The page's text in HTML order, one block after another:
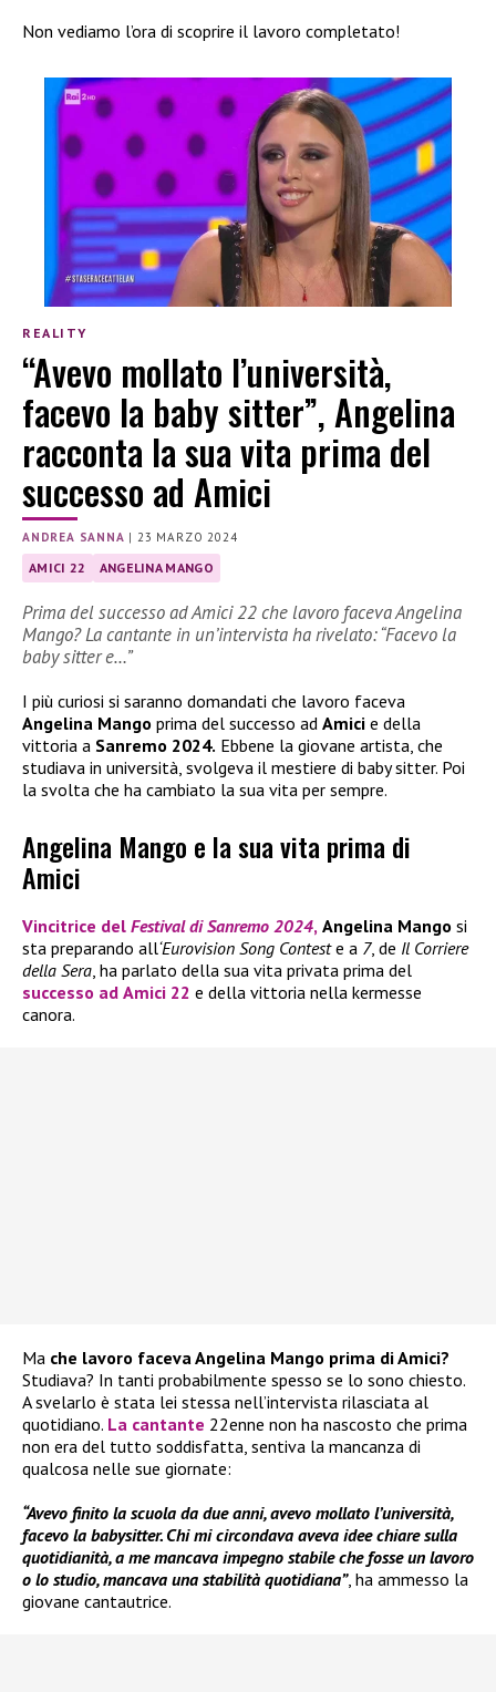
Non vediamo l’ora di scoprire il lavoro completato!
REALITY
“Avevo mollato l’università,
facevo la baby sitter”, Angelina
racconta la sua vita prima del
successo ad Amici
ANDREA SANNA |23 MARZO 2024
AMICI 22 ANGELINA MANGO
Prima del successo ad Amici 22 che lavoro faceva Angelina
Mango? La cantante in un’intervista ha rivelato: “Facevo la
baby sitter e…”
I più curiosi si saranno domandati che lavoro faceva
Angelina Mango prima del successo ad Amici e della
vittoria a Sanremo 2024. Ebbene la giovane artista, che
studiava in università, svolgeva il mestiere di baby sitter. Poi
la svolta che ha cambiato la sua vita per sempre.
Angelina Mango e la sua vita prima di
Amici
Vincitrice del Festival di Sanremo 2024, Angelina Mango si
sta preparando all‘Eurovision Song Conteste a 7, de Il Corriere
della Sera , ha parlato della sua vita privata prima del
successo ad Amici 22 e della vittoria nella kermesse
canora.
Ma che lavoro faceva Angelina Mango prima di Amici?
Studiava? In tanti probabilmente spesso se lo sono chiesto.
A svelarlo è stata lei stessa nell’intervista rilasciata al
quotidiano. La cantante 22enne non ha nascosto che prima
non era del tutto soddisfatta, sentiva la mancanza di
qualcosa nelle sue giornate:
“Avevo finito la scuola da due anni, avevo mollato l’università,
facevo la babysitter. Chi mi circondava aveva idee chiare sulla
quotidianità, a me mancava impegno stabile che fosse un lavoro
o lo studio, mancava una stabilità quotidiana”, ha ammesso la
giovane cantautrice.